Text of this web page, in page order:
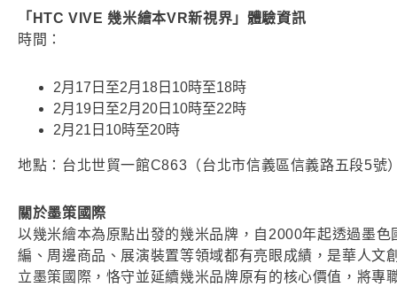
「HTC VIVE 幾米繪本VR新視界」體驗資訊
時間：
2月17日至2月18日10時至18時
2月19日至2月20日10時至22時
2月21日10時至20時
地點：台北世貿一館C863（台北市信義區信義路五段5號
關於墨策國際
以幾米繪本為原點出發的幾米品牌，自2000年起透過墨
編、周邊商品、展演裝置等領域都有亮眼成績，是華人
立墨策國際，恪守並延續幾米品牌原有的核心價值，將